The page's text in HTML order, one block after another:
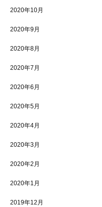
2020年10月
2020年9月
2020年8月
2020年7月
2020年6月
2020年5月
2020年4月
2020年3月
2020年2月
2020年1月
2019年12月